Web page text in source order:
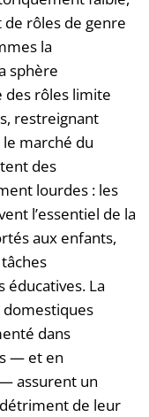
rôles de genre
la
sphère
des rôles limite
restreignant
marché du
des
lourdes : les
l’essentiel de la
aux enfants,
La
domestiques
dans
— et en
assurent un
de leur